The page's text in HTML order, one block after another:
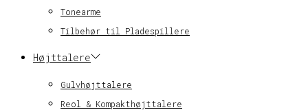
Tonearme
Tilbehør til Pladespillere
Højttalere
Gulvhøjttalere
Reol & Kompakthøjttalere